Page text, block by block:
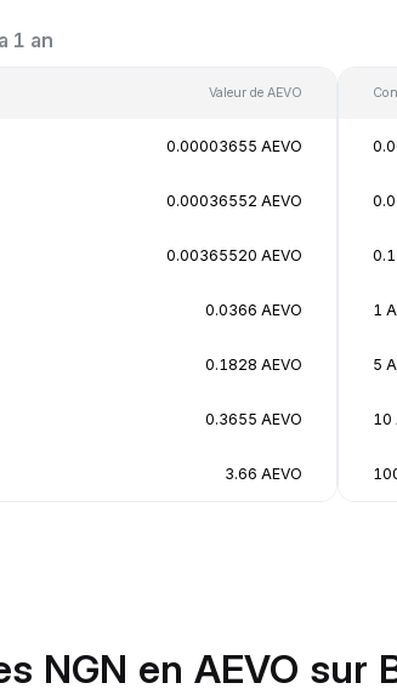
1 an
Valeur de AEVO
0.00003655 AEVO
0.00036552 AEVO
0.00365520 AEVO
0.0366 AEVO
0.1828 AEVO
0.3655 AEVO
3.66 AEVO
0.1
1
5
10
NGN en AEVO sur